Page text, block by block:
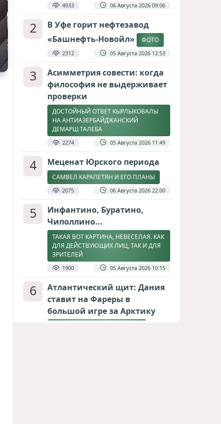
4933 06 Августа 2026 09:06
2
В Уфе горит нефтезавод
«Башнефть-Новойл»
ФОТО
2312 05 Августа 2026 12:53
3
Асимметрия совести: когда
философия не выдерживает
проверки
ДОСТОЙНЫЙ ОТВЕТ КЫРЛЫКОВАЛЫ
НА АНТИАЗЕРБАЙДЖАНСКИЙ
ДЕМАРШ ТАЛЕБА
2274 05 Августа 2026 11:49
4 Меценат Юрского периода
САМВЕЛ КАРАПЕТЯН И ЕГО ПЛАНЫ
2075 06 Августа 2026 22:00
5
Инфантино, Буратино,
Чиполлино...
ТАКАЯ ВОТ КАРТИНА, НЕВЕСЕЛАЯ. КАК
ДЛЯ ДЕЙСТВУЮЩИХ ЛИЦ, ТАК И ДЛЯ
ЗРИТЕЛЕЙ
1900 05 Августа 2026 10:15
6
Атлантический щит: Дания
ставит на Фареры в
большой игре за Арктику